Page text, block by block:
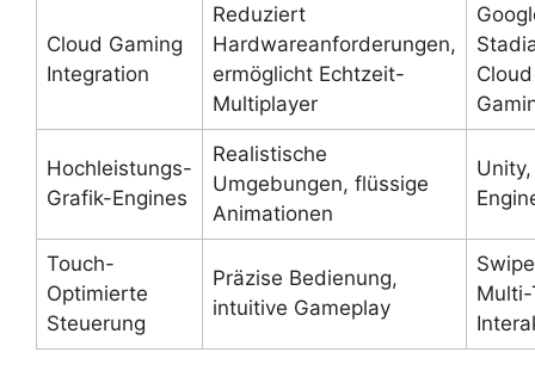
Cloud Gaming
Integration
Reduziert
Hardwareanforderungen,
ermöglicht Echtzeit-
Multiplayer
Cloud
Hochleistungs-
Grafik-Engines
Realistische
Umgebungen, flüssige
Animationen
Touch-
Optimierte
Steuerung
Präzise Bedienung,
intuitive Gameplay